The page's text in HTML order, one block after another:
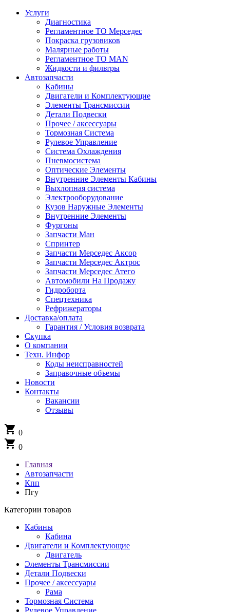
Услуги
Диагностика
Регламентное ТО Мерседес
Покраска грузовиков
Малярные работы
Регламентное ТО MAN
Жидкости и фильтры
Автозапчасти
Кабины
Двигатели и Комплектующие
Элементы Трансмиссии
Детали Подвески
Прочее / аксессуары
Тормозная Система
Рулевое Управление
Система Охлаждения
Пневмосистема
Оптические Элементы
Внутренние Элементы Кабины
Выхлопная система
Электрооборудование
Кузов Наружные Элементы
Внутренние Элементы
Фургоны
Запчасти Ман
Спринтер
Запчасти Мерседес Аксор
Запчасти Мерседес Актрос
Запчасти Мерседес Атего
Автомобили На Продажу
Гидроборта
Спецтехника
Рефрижераторы
Доставка/оплата
Гарантия / Условия возврата
Скупка
О компании
Техн. Инфор
Коды неисправностей
Заправочные объемы
Новости
Контакты
Вакансии
Отзывы
shopping_cart 0
shopping_cart 0
Главная
Автозапчасти
Кпп
Пгу
Категории товаров
Кабины
Кабина
Двигатели и Комплектующие
Двигатель
Элементы Трансмиссии
Детали Подвески
Прочее / аксессуары
Рама
Тормозная Система
Рулевое Управление